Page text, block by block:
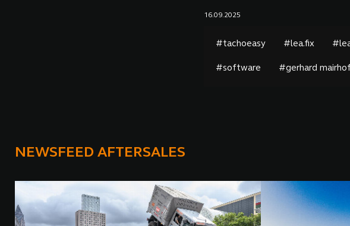
16.09.2025
#tachoeasy #lea.fix
#software #gerhard
NEWSFEED AFTERSALES